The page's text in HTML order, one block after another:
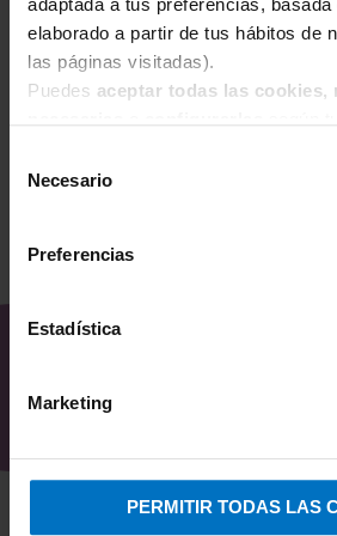
adaptada a tus preferencias, basada
elaborado a partir de tus hábitos de
las páginas visitadas).
Puedes aceptar todas las cookies,
Necesario
Preferencias
Estadística
Marketing
PERMITIR TODAS LAS
Braga Janira Brislip Esencial
23,50 € 21,15 €
INTERESAR